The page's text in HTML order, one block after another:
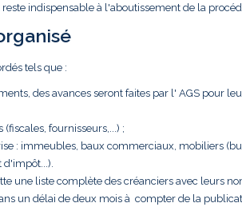
indispensable à l'aboutissement de la
tels que :
des avances seront faites par l' AGS pour
fournisseurs,...) ;
: immeubles, baux commerciaux, mobiliers
une liste complète des créanciers avec leurs
un délai de deux mois à compter de la